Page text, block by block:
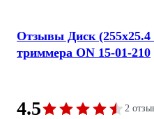
Отзывы Диск (255х25.4
триммера ON 15-01-210
4.5 2